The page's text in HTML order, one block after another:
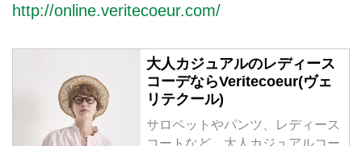
力が備わっています。素材本来の
生地の開発をし、新しいアイデア
と生産者の伝統的な技術によって
着心地の良さやシルエットを追求
した上質な日常着を提案します。
http://online.veritecoeur.com/
大人カジュアルのレディース
コーデならVeritecoeur(ヴェ
リテクール)
サロペットやパンツ、レディース